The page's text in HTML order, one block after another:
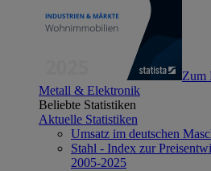
Zum
Metall & Elektronik
Beliebte Statistiken
Aktuelle Statistiken
Umsatz im deutschen
Stahl - Index zur
2005-2025